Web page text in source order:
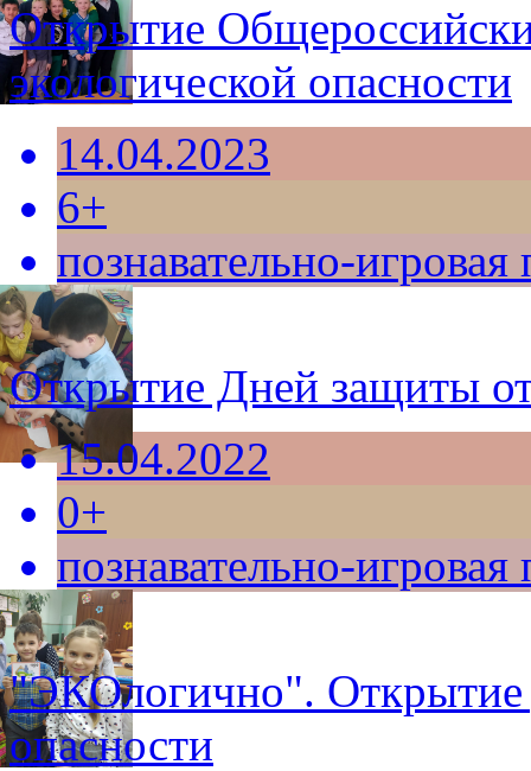
Открытие
экологической опасности
14.04.2023
6+
познавательно-
Открытие Дней защиты
15.04.2022
0+
познавательно-
"ЭКОлогично". Открытие
опасности